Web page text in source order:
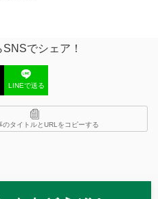
でシェア！
LINEで送る
のタイトルとURLをコピーする